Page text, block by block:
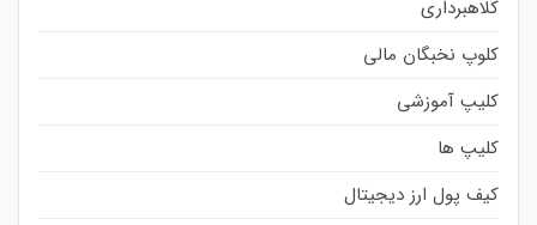
کلاهبرداری
کلوپ نخبگان مالی
کلیپ آموزشی
کلیپ ها
کیف پول ارز دیجیتال